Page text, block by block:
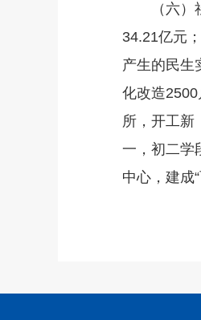
（六）社
34.21亿元
产生的民生
化改造
所，开工新
一，初二学
中心，建成